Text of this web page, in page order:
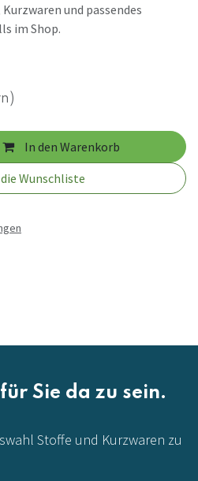
und passendes
im Shop.
In den Warenkorb
Wunschliste
Sie da zu sein.
Stoffe und Kurzwaren zu